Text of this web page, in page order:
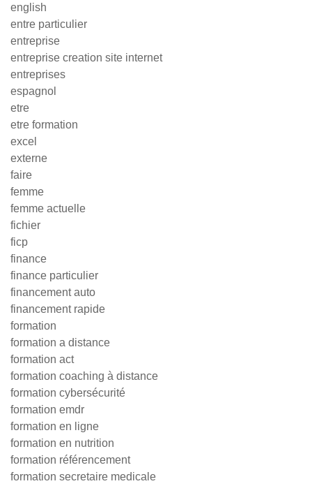
english
entre particulier
entreprise
entreprise creation site internet
entreprises
espagnol
etre
etre formation
excel
externe
faire
femme
femme actuelle
fichier
ficp
finance
finance particulier
financement auto
financement rapide
formation
formation a distance
formation act
formation coaching à distance
formation cybersécurité
formation emdr
formation en ligne
formation en nutrition
formation référencement
formation secretaire medicale